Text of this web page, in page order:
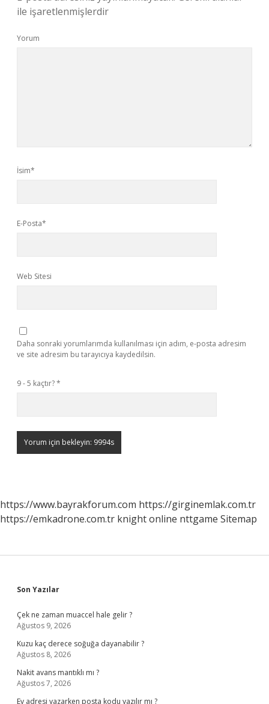
ile işaretlenmişlerdir
Yorum
İsim*
E-Posta*
Web Sitesi
Daha sonraki yorumlarımda kullanılması için adım, e-posta adresim
ve site adresim bu tarayıcıya kaydedilsin.
9 - 5 kaçtır?*
https://www.bayrakforum.com https://girginemlak.com.tr
https://emkadrone.com.tr knight online nttgame Sitemap
Sidebar
Son Yazılar
Çek ne zaman muaccel hale gelir ?
Ağustos 9, 2026
Kuzu kaç derece soğuğa dayanabilir ?
Ağustos 8, 2026
Nakit avans mantıklı mı ?
Ağustos 7, 2026
Ev adresi yazarken posta kodu yazılır mı ?